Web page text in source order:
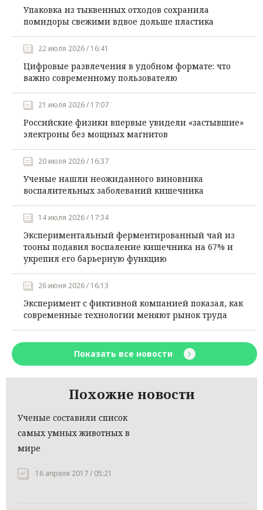
Упаковка из тыквенных отходов сохранила
помидоры свежими вдвое дольше пластика
22 июля 2026 / 16:41
Цифровые развлечения в удобном формате: что
важно современному пользователю
21 июля 2026 / 17:07
Российские физики впервые увидели «застывшие»
электроны без мощных магнитов
20 июля 2026 / 16:37
Ученые нашли неожиданного виновника
воспалительных заболеваний кишечника
14 июля 2026 / 17:34
Экспериментальный ферментированный чай из
тооны подавил воспаление кишечника на 67% и
укрепил его барьерную функцию
26 июня 2026 / 16:13
Эксперимент с фиктивной компанией показал, как
современные технологии меняют рынок труда
Показать все новости
Похожие новости
Ученые составили список
самых умных животных в
мире
16 апреля 2017 / 05:21